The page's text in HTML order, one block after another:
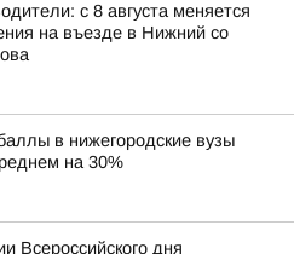
с 8 августа меняется
на въезде в Нижний со
в нижегородские вузы
на 30%
Всероссийского дня